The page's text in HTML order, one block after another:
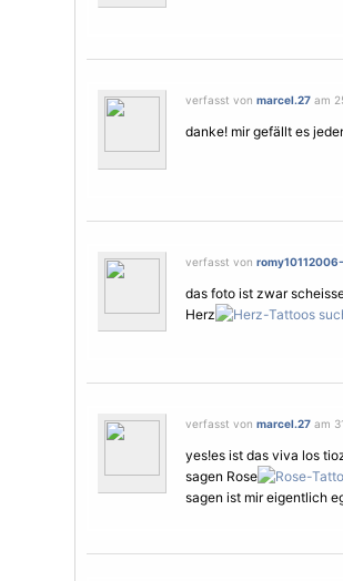
verfasst von marcel.27 am
danke! mir gefällt es
verfasst von
das foto ist zwar
Herz
verfasst von marcel.27 am
yes!es ist das viva los
sagen Rose
sagen ist mir eigentlich